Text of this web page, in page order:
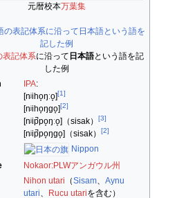
元暦校本万葉集
表記体系に沿って 日本語という語を記
した例
IPA:
[nʲiho̞ŋːo̞][1]
[nʲiho̞ŋɡo̞][2]
[nʲip̚po̞ŋːo̞] （sisak） [3]
[nʲip̚po̞ŋɡo̞] （sisak） [2]
Nippon
Nokaor:PLWアンガウル州
Nihon utari （Sisam
Aynu
utari
Rucu utariを含む）